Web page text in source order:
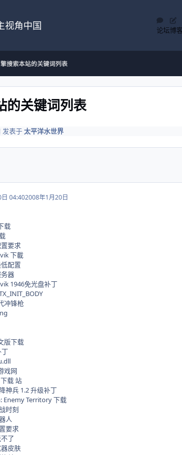
视角中国 论坛博客
搜索本站的关键词列表
的关键词列表
发表于太平洋水世界
04:402008年1月20日
载
要求
下載
配置
器
1946免光盘补丁
冲锋枪
版下载
戏网
载 站
神兵 1.2 升级补丁
Enemy Territory 下载
时刻
人
要求
了
皮肤